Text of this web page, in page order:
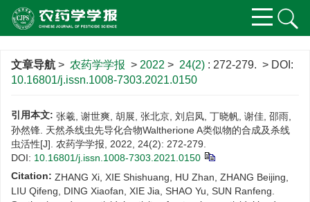
文章导航 > 农药学学报 > 2022 > 24(2) : 272-279. > DOI:
10.16801/j.issn.1008-7303.2021.0150
引用本文: 张羲, 谢世爽, 胡展, 张北京, 刘启凤, 丁晓帆, 谢佳, 邵雨,
孙然锋. 天然杀线虫先导化合物Waltherione A类似物的合成及杀线
虫活性[J]. 农药学学报, 2022, 24(2): 272-279.
DOI: 10.16801/j.issn.1008-7303.2021.0150
Citation: ZHANG Xi, XIE Shishuang, HU Zhan, ZHANG Beijing,
LIU Qifeng, DING Xiaofan, XIE Jia, SHAO Yu, SUN Ranfeng.